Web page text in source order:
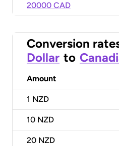
20000 CAD
Conversion
Dollar to
Amount
1 NZD
10 NZD
20 NZD